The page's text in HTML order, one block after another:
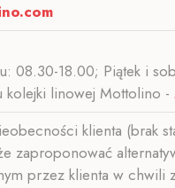
08.30-18.00; Piątek i
kolejki linowej Mottolino -
klienta (brak
zaproponować
przez klienta w chwili